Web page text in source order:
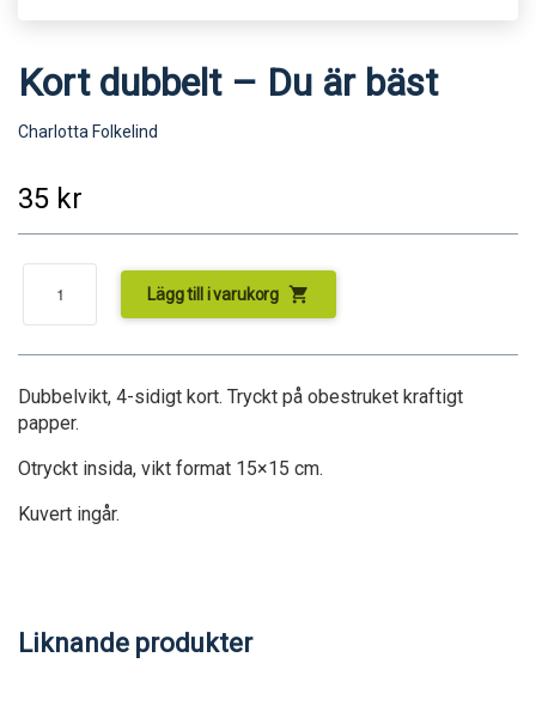
Kort dubbelt – Du är bäst
Charlotta Folkelind
35 kr
Lägg till i varukorg shopping_cart
Dubbelvikt, 4-sidigt kort. Tryckt på obestruket kraftigt
papper.
Otryckt insida, vikt format 15×15 cm.
Kuvert ingår.
Liknande produkter